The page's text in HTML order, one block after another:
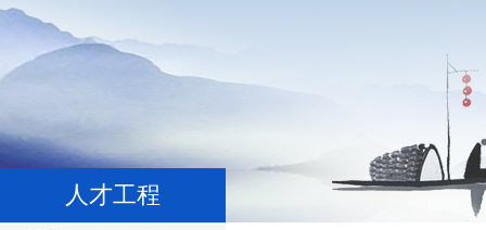
人才工程